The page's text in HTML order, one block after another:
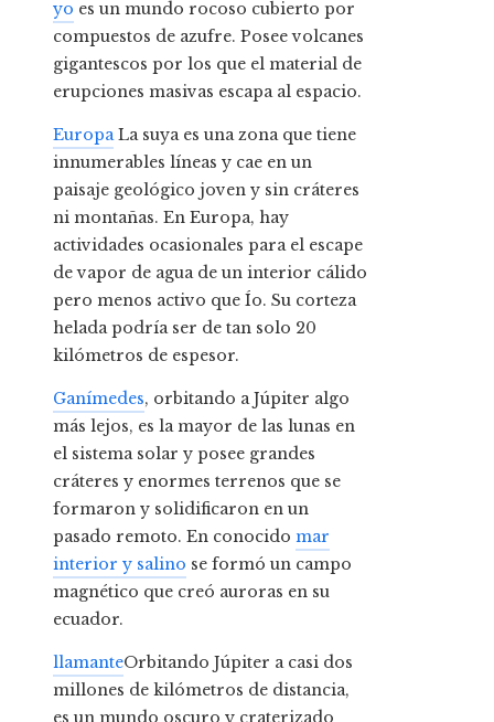
yo es un mundo rocoso cubierto por
compuestos de azufre. Posee volcanes
gigantescos por los que el material de
erupciones masivas escapa al espacio.
EuropaLa suya es una zona que tiene
innumerables líneas y cae en un
paisaje geológico joven y sin cráteres
ni montañas. En Europa, hay
actividades ocasionales para el escape
de vapor de agua de un interior cálido
pero menos activo que Ío. Su corteza
helada podría ser de tan solo 20
kilómetros de espesor.
Ganímedes, orbitando a Júpiter algo
más lejos, es la mayor de las lunas en
el sistema solar y posee grandes
cráteres y enormes terrenos que se
formaron y solidificaron en un
pasado remoto. En conocido mar
interior y salino se formó un campo
magnético que creó auroras en su
ecuador.
llamanteOrbitando Júpiter a casi dos
millones de kilómetros de distancia,
es un mundo oscuro y craterizado